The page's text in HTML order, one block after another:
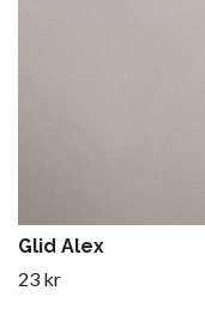
Glid Alex
23 kr